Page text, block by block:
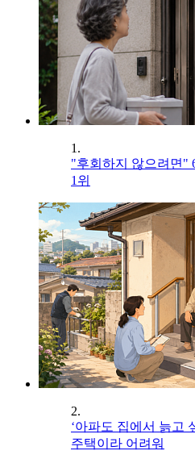
1.
"후회하지 않으려면"
1위
2.
‘아파도 집에서 늙고
주택이라 어려워